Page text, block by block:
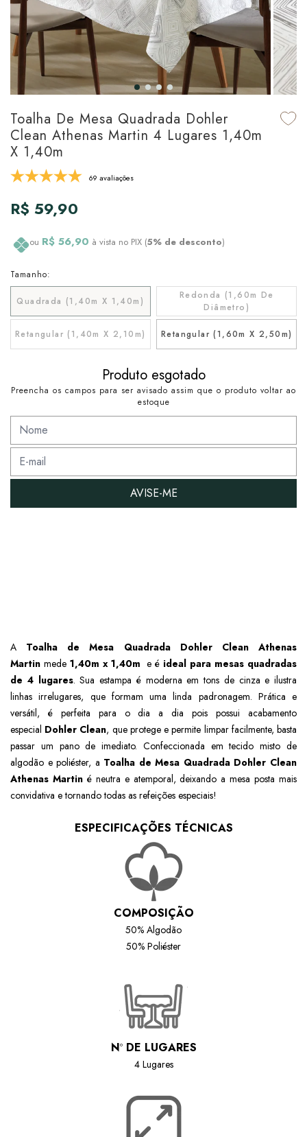
em Marcas
em Tapetes
de Colchão & Travesseiro
& Sobre-Lençol Avulso
& Manta para Cama
Cama
Edredom & Duvet
em Cama
Prato & Copa
de Cozinha
em Mesa & Cozinha
em Banho
Toalha De Mesa Quadrada Dohler
Clean Athenas Martin 4 Lugares 1,40m
X 1,40m
69 avaliações
R$ 59,90
ou R$ 56,90 à vista no PIX (5% de desconto)
Tamanho:
Quadrada (1,40m X 1,40m)
Redonda (1,60m De
Diâmetro)
Retangular (1,40m X 2,10m) Retangular (1,60m X 2,50m)
Produto esgotado
Preencha os campos para ser avisado assim que o produto voltar ao
estoque
AVISE-ME
A Toalha de Mesa Quadrada Dohler Clean Athenas
Martin mede 1,40m x 1,40m e é ideal para mesas quadradas
de 4 lugares. Sua estampa é moderna em tons de cinza e ilustra
linhas irrelugares, que formam uma linda padronagem. Prática e
versátil, é perfeita para o dia a dia pois possui acabamento
especial Dohler Clean, que protege e permite limpar facilmente, basta
passar um pano de imediato. Confeccionada em tecido misto de
algodão e poliéster, a Toalha de Mesa QuadradaDohler Clean
Athenas Martiné neutra e atemporal, deixando a mesa posta mais
convidativa e tornando todas as refeições especiais!
ESPECIFICAÇÕES TÉCNICAS
COMPOSIÇÃO
50% Algodão
50% Poliéster
NºDE LUGARES
4 Lugares